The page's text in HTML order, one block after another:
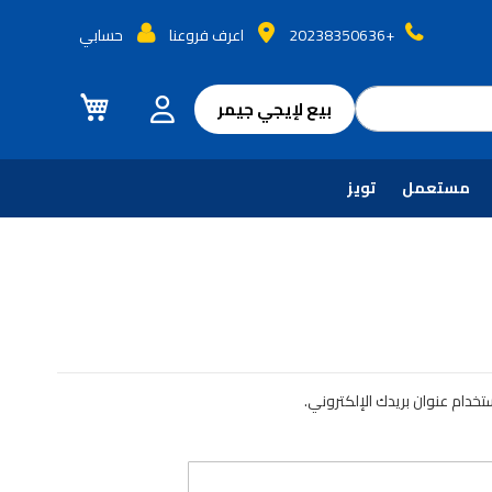
+20238350636 اعرف فروعنا
حسابي
بيع لإيجي جيمر
مستعمل تويز
عنوان بريدك الإلكتروني.